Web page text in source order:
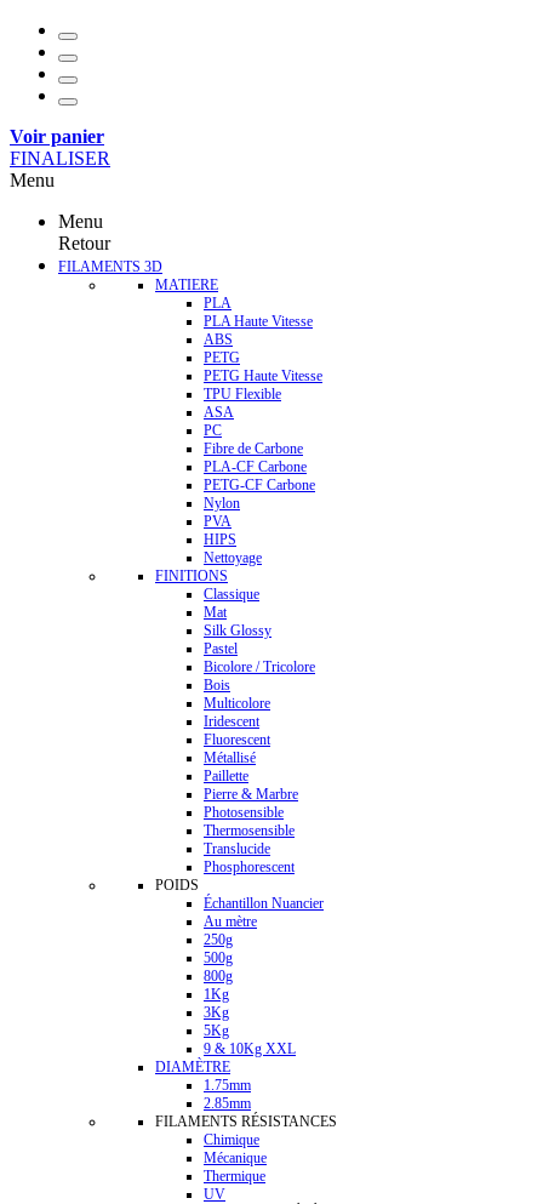
Voir panier
FINALISER
Menu
Menu
Retour
FILAMENTS 3D
MATIERE
PLA
PLA Haute Vitesse
ABS
PETG
PETG Haute Vitesse
TPU Flexible
ASA
PC
Fibre de Carbone
PLA-CF Carbone
PETG-CF Carbone
Nylon
PVA
HIPS
Nettoyage
FINITIONS
Classique
Mat
Silk Glossy
Pastel
Bicolore / Tricolore
Bois
Multicolore
Iridescent
Fluorescent
Métallisé
Paillette
Pierre & Marbre
Photosensible
Thermosensible
Translucide
Phosphorescent
POIDS
Échantillon Nuancier
Au mètre
250g
500g
800g
1Kg
3Kg
5Kg
9 & 10Kg XXL
DIAMÈTRE
1.75mm
2.85mm
FILAMENTS RÉSISTANCES
Chimique
Mécanique
Thermique
UV